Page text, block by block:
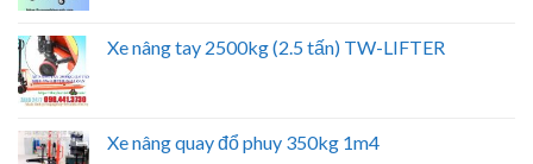
Xe nâng tay 2500kg (2.5 tấn) TW-LIFTER
Xe nâng quay đổ phuy 350kg 1m4